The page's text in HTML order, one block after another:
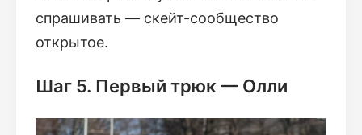
спрашивать — скейт-сообщество
открытое.
Шаг 5. Первый трюк — Олли